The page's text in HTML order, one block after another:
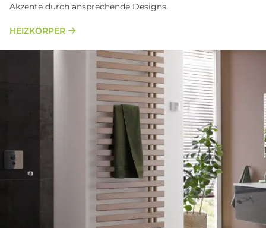
Akzente durch ansprechende Designs.
HEIZKÖRPER